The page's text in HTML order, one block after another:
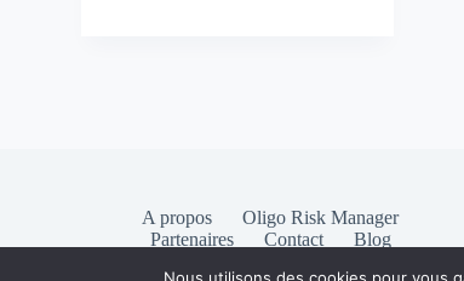
A propos
Oligo Risk Manager
Partenaires
Contact
Blog